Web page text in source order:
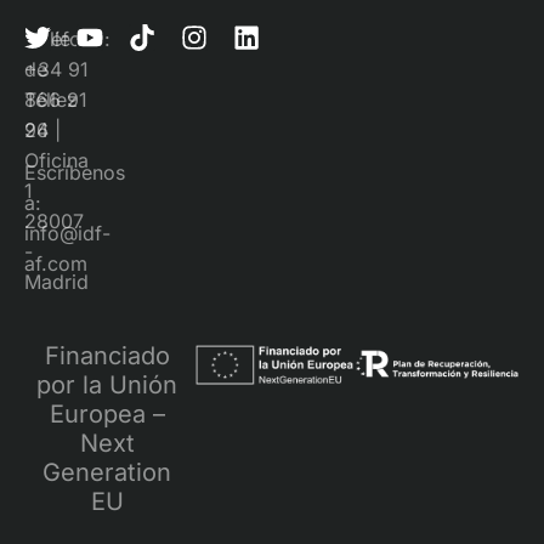
Teléfono:
+34 91
866 91
96
Escríbenos
a:
info@idf-
af.com
Calle
de
Téllez
24 |
Oficina
1
28007
-
Madrid
Financiado
por la Unión
Europea –
Next
Generation
EU